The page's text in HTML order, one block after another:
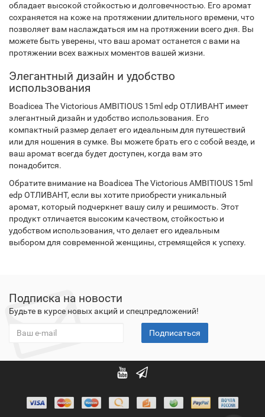
обладает высокой стойкостью и долговечностью. Его аромат
сохраняется на коже на протяжении длительного времени, что
позволяет вам наслаждаться им на протяжении всего дня. Вы
можете быть уверены, что ваш аромат останется с вами на
протяжении всех важных моментов вашей жизни.
Элегантный дизайн и удобство
использования
Boadicea The Victorious AMBITIOUS 15ml edp ОТЛИВАНТ имеет
элегантный дизайн и удобство использования. Его
компактный размер делает его идеальным для путешествий
или для ношения в сумке. Вы можете брать его с собой везде, и
ваш аромат всегда будет доступен, когда вам это
понадобится.
Обратите внимание на Boadicea The Victorious AMBITIOUS 15ml
edp ОТЛИВАНТ, если вы хотите приобрести уникальный
аромат, который подчеркнет вашу силу и решимость. Этот
продукт отличается высоким качеством, стойкостью и
удобством использования, что делает его идеальным
выбором для современной женщины, стремящейся к успеху.
Подписка на новости
Будьте в курсе новых акций и спецпредложений!
Подписаться